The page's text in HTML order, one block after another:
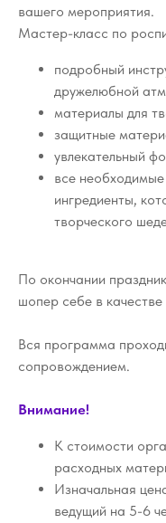
вашего мероприятия.
Мастер-класс по
подробный
дружелюбной
материалы для
защитные
увлекательный
все
ингредиенты,
творческого
По окончании
шопер себе в
Вся программа
сопровождением.
Внимание!
К стоимости
расходных
Изначальная
ведущий на 5-6